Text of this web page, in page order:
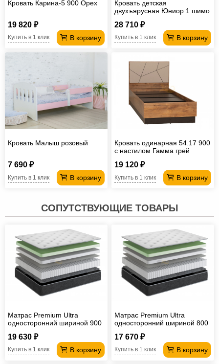
Кровать Карина-5 900 Орех
19 820 ₽
В корзину
Купить в 1 клик
Кровать детская
двухъярусная Юниор 1 шимо
28 710 ₽
В корзину
Купить в 1 клик
Кровать Малыш розовый
7 690 ₽
В корзину
Купить в 1 клик
Кровать одинарная 54.17 900
с настилом Гамма грей
19 120 ₽
В корзину
Купить в 1 клик
СОПУТСТВУЮЩИЕ ТОВАРЫ
Матрас Premium Ultra
односторонний шириной 900
19 630 ₽
В корзину
Купить в 1 клик
Матрас Premium Ultra
односторонний шириной 800
17 670 ₽
В корзину
Купить в 1 клик